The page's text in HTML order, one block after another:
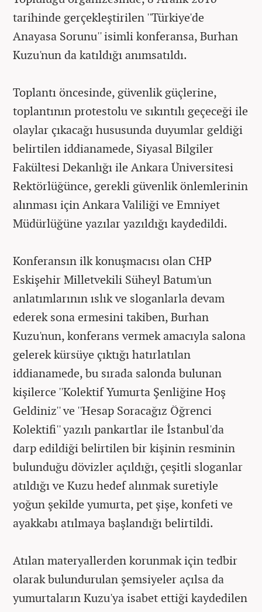
tarihinde gerçekleştirilen ''Türkiye'de
Anayasa Sorunu'' isimli konferansa, Burhan
Kuzu'nun da katıldığı anımsatıldı.
Toplantı öncesinde, güvenlik güçlerine,
toplantının protestolu ve sıkıntılı geçeceği ile
olaylar çıkacağı hususunda duyumlar geldiği
belirtilen iddianamede, Siyasal Bilgiler
Fakültesi Dekanlığı ile Ankara Üniversitesi
Rektörlüğünce, gerekli güvenlik önlemlerinin
alınması için Ankara Valiliği ve Emniyet
Müdürlüğüne yazılar yazıldığı kaydedildi.
Konferansın ilk konuşmacısı olan CHP
Eskişehir Milletvekili Süheyl Batum'un
anlatımlarının ıslık ve sloganlarla devam
ederek sona ermesini takiben, Burhan
Kuzu'nun, konferans vermek amacıyla salona
gelerek kürsüye çıktığı hatırlatılan
iddianamede, bu sırada salonda bulunan
kişilerce ''Kolektif Yumurta Şenliğine Hoş
Geldiniz'' ve ''Hesap Soracağız Öğrenci
Kolektifi'' yazılı pankartlar ile İstanbul'da
darp edildiği belirtilen bir kişinin resminin
bulunduğu dövizler açıldığı, çeşitli sloganlar
atıldığı ve Kuzu hedef alınmak suretiyle
yoğun şekilde yumurta, pet şişe, konfeti ve
ayakkabı atılmaya başlandığı belirtildi.
Atılan materyallerden korunmak için tedbir
olarak bulundurulan şemsiyeler açılsa da
yumurtaların Kuzu'ya isabet ettiği kaydedilen